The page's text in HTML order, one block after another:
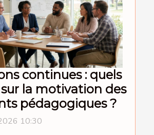
continues : quels
la motivation des
pédagogiques ?
10:30